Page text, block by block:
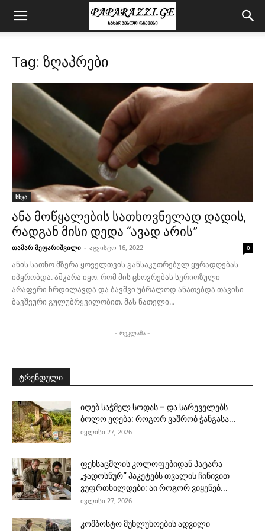
Tag: ზღაპრები
სხვა
ანა მოწყალების სათხოვნელად დადის,
რადგან მისი დედა “ავად არის”
თამარ მეფარიშვილი - აგვისტო 16, 2022 0
ანის სათნო მზერა ყოველთვის განსაკუთრებულ ყურადღებას
იპყრობდა. აშკარა იყო, რომ მის ცხოვრებას სერიოზული
არაფერი ჩრდილავდა და ბავშვი უბრალოდ ანათებდა თავისი
ბავშვური გულუბრყვილობით. მას ნათელი...
- რეკლამა -
ტრენდული
იღებ საჭმელ სოდას – და სარეველებს
ბოლო ეღება: როგორ ვაშრობ ჭანგასა...
ივლისი 27, 2026
ფეხსაცმლის კოლოფებიდან პატარა
„ჯადოსნურ“ პაკეტებს თვალის ჩინივით
ვუფრთხილდები: აი როგორ ვიყენებ...
ივლისი 27, 2026
კომბოსტო მუხლუხოების ადვილი